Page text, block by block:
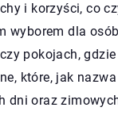
i korzyści, co
wyborem dla
pokojach, gdzie
które, jak
dni oraz